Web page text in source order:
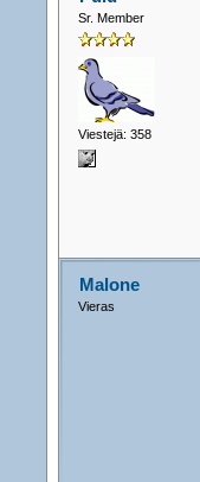
Sr. Member
Viestejä: 358
Malone
Vieras